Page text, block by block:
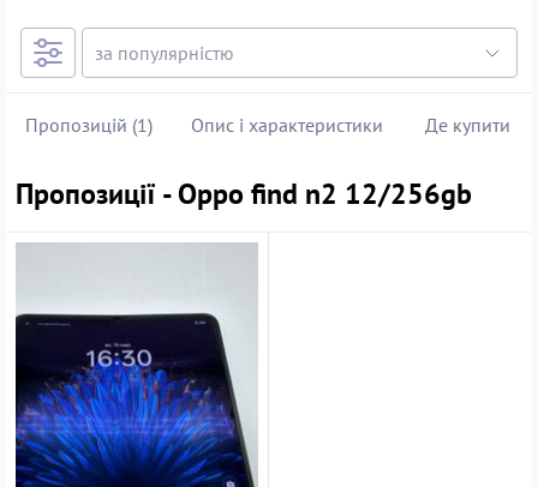
Пропозицій (1) Опис і характеристики Де купити
Пропозиції - Oppo find n2 12/256gb